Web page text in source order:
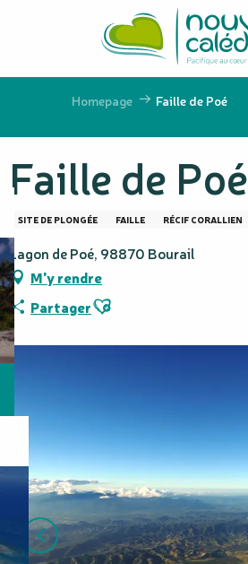
principal
Homepage Faille de Poé
Faille de Poé
SITE DE PLONGÉE FAILLE RÉCIF CORALLIEN
Lagon de Poé, 98870 Bourail
M'y rendre
PartagerAjouter aux favoris